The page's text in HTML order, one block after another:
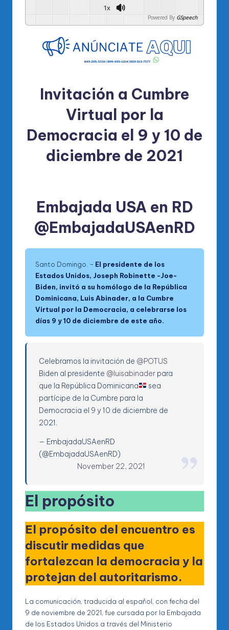
1x
Powered By GSpeech
Invitación a Cumbre
Virtual por la
Democracia el 9 y 10 de
diciembre de 2021
Embajada USA en RD
@EmbajadaUSAenRD
Santo Domingo. – El presidente de los
Estados Unidos, Joseph Robinette -Joe-
Biden, invitó a su homólogo de la República
Dominicana, Luis Abinader, a la Cumbre
Virtual por la Democracia, a celebrarse los
días 9 y 10 de diciembre de este año.
Celebramos la invitación de @POTUS
Biden al presidente @luisabinader para
que la República Dominicana
sea
partícipe de la Cumbre para la
Democracia el 9 y 10 de diciembre de
2021.
— EmbajadaUSAenRD
(@EmbajadaUSAenRD)
November 22, 2021
El propósito
El propósito del encuentro es
discutir medidas que
fortalezcan la democracia y la
protejan del autoritarismo.
La comunicación, traducida al español, con fecha del
9 de noviembre de 2021, fue cursada por la Embajada
de los Estados Unidos a través del Ministerio